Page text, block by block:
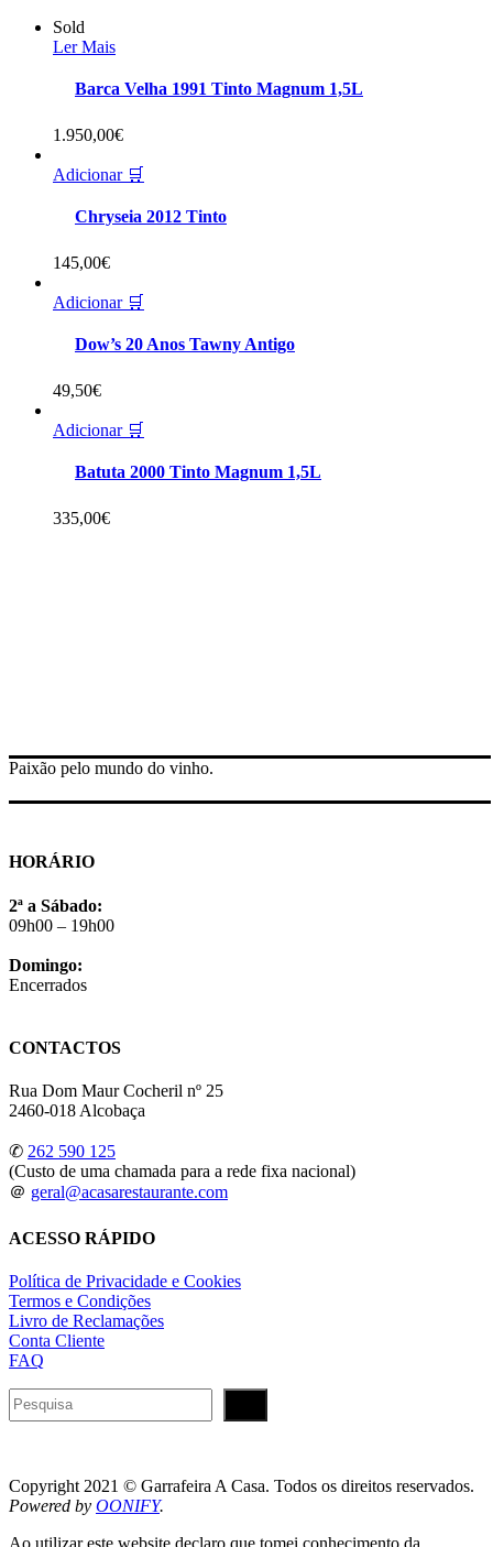
Sold
Ler Mais
Barca Velha 1991 Tinto Magnum 1,5L
1.950,00€
Adicionar 🛒
Chryseia 2012 Tinto
145,00€
Adicionar 🛒
Dow’s 20 Anos Tawny Antigo
49,50€
Adicionar 🛒
Batuta 2000 Tinto Magnum 1,5L
335,00€
Paixão pelo mundo do vinho.
HORÁRIO
2ª a Sábado:
09h00 – 19h00
Domingo:
Encerrados
CONTACTOS
Rua Dom Maur Cocheril nº 25
2460-018 Alcobaça
✆ 262 590 125
(Custo de uma chamada para a rede fixa nacional)
＠ geral@acasarestaurante.com
ACESSO RÁPIDO
Política de Privacidade e Cookies
Termos e Condições
Livro de Reclamações
Conta Cliente
FAQ
Pesquisar
Copyright 2021 © Garrafeira A Casa. Todos os direitos reservados.
Powered by OONIFY.
Ao utilizar este website declaro que tomei conhecimento da